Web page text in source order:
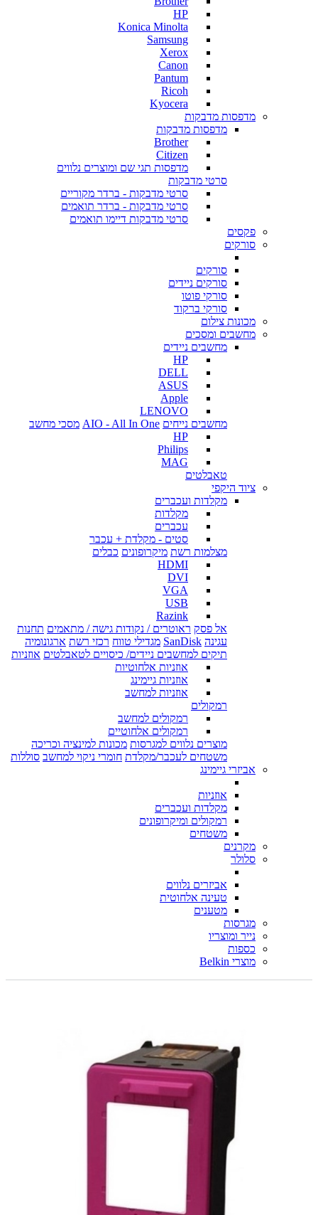
HP
Konica Minolta
Samsung
Xerox
Canon
Pantum
Ricoh
Kyocera
מדפסות מדבקות
מדפסות מדבקות
Brother
Citizen
מדפסות תגי שם ומוצרים נלווים
סרטי מדבקות
סרטי מדבקות - ברדר מקוריים
סרטי מדבקות - ברדר תואמים
סרטי מדבקות דיימו תואמים
פקסים
סורקים
סורקים
סורקים ניידים
סורקי פוטו
סורקי ברקוד
מכונות צילום
מחשבים ומסכים
מחשבים ניידים
HP
DELL
ASUS
Apple
LENOVO
מחשבים נייחים AIO - All In One מסכי מחשב
HP
Philips
MAG
טאבלטים
ציוד היקפי
מקלדות ועכברים
מקלדות
עכברים
סטים - מקלדת + עכבר
מצלמות רשת מיקרופונים כבלים
HDMI
DVI
VGA
USB
Razink
אל פסק ראוטרים / נקודות גישה / מתאמים תחנות
עגינה SanDisk מגדילי טווח רכזי רשת ארגונומיה
תיקים למחשבים ניידים/ כיסויים לטאבלטים אוזניות
אוזניות אלחוטיות
אוזניות גיימינג
אוזניות למחשב
רמקולים
רמקולים למחשב
רמקולים אלחוטיים
מוצרים נלווים למגרסות מכונות למינציה וכריכה
משטחים לעכבר/מקלדת חומרי ניקוי למחשב סוללות
אביזרי גיימינג
אוזניות
מקלדות ועכברים
רמקולים ומיקרופונים
משטחים
מקרנים
סלולר
אביזרים נלווים
טעינה אלחוטית
מטענים
מגרסות
נייר ומוצריו
כספות
מוצרי Belkin